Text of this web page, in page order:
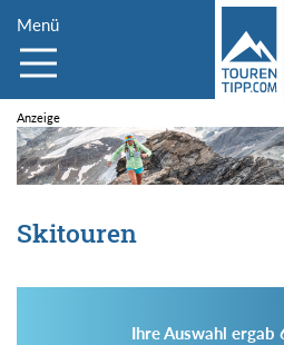
Menü
Skitouren
Ihre Auswahl ergab